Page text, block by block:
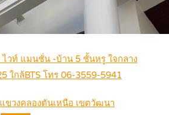
ไวท์ แมนชั่น -บ้าน 5 ชั้นหรู ใจกลาง
ใกล้BTS โทร 06-3559-5941
วงคลองตันเหนือ เขตวัฒนา